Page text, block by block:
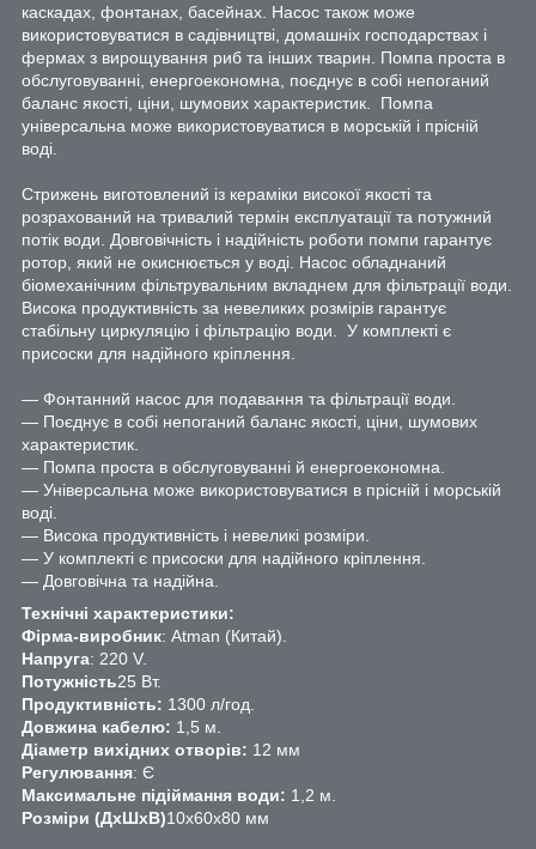
каскадах, фонтанах, басейнах. Насос також може
використовуватися в садівництві, домашніх господарствах і
фермах з вирощування риб та інших тварин. Помпа проста в
обслуговуванні, енергоекономна, поєднує в собі непоганий
баланс якості, ціни, шумових характеристик. Помпа
універсальна може використовуватися в морській і прісній
воді.
Стрижень виготовлений із кераміки високої якості та
розрахований на тривалий термін експлуатації та потужний
потік води. Довговічність і надійність роботи помпи гарантує
ротор, який не окиснюється у воді. Насос обладнаний
біомеханічним фільтрувальним вкладнем для фільтрації води.
Висока продуктивність за невеликих розмірів гарантує
стабільну циркуляцію і фільтрацію води. У комплекті є
присоски для надійного кріплення.
― Фонтанний насос для подавання та фільтрації води.
― Поєднує в собі непоганий баланс якості, ціни, шумових
характеристик.
― Помпа проста в обслуговуванні й енергоекономна.
― Універсальна може використовуватися в прісній і морській
воді.
— Висока продуктивність і невеликі розміри.
― У комплекті є присоски для надійного кріплення.
― Довговічна та надійна.
Технічні характеристики:
Фірма-виробник: Atman (Китай).
Напруга: 220 V.
Потужність25 Вт.
Продуктивність: 1300 л/год.
Довжина кабелю: 1,5 м.
Діаметр вихідних отворів: 12 мм
Регулювання: Є
Максимальне підіймання води: 1,2 м.
Розміри (ДхШхВ)10х60х80 мм